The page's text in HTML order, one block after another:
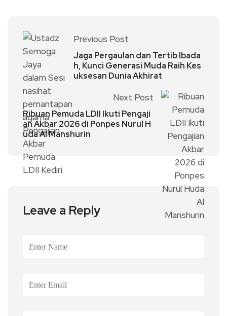
Previous Post
Jaga Pergaulan dan Tertib Ibada
h, Kunci Generasi Muda Raih Kes
uksesan Dunia Akhirat
Next Post
Ribuan Pemuda LDII Ikuti Pengaji
an Akbar 2026 di Ponpes Nurul H
uda Al Manshurin
Leave a Reply